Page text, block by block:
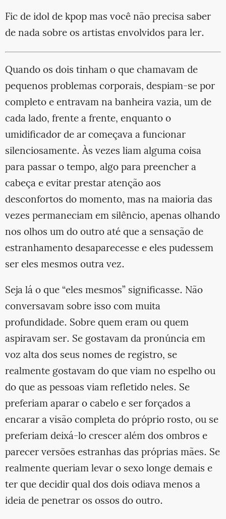
Fic de idol de kpop mas você não precisa saber
de nada sobre os artistas envolvidos para ler.
Quando os dois tinham o que chamavam de
pequenos problemas corporais, despiam-se por
completo e entravam na banheira vazia, um de
cada lado, frente a frente, enquanto o
umidificador de ar começava a funcionar
silenciosamente. Às vezes liam alguma coisa
para passar o tempo, algo para preencher a
cabeça e evitar prestar atenção aos
desconfortos do momento, mas na maioria das
vezes permaneciam em silêncio, apenas olhando
nos olhos um do outro até que a sensação de
estranhamento desaparecesse e eles pudessem
ser eles mesmos outra vez.
Seja lá o que “eles mesmos” significasse. Não
conversavam sobre isso com muita
profundidade. Sobre quem eram ou quem
aspiravam ser. Se gostavam da pronúncia em
voz alta dos seus nomes de registro, se
realmente gostavam do que viam no espelho ou
do que as pessoas viam refletido neles. Se
preferiam aparar o cabelo e ser forçados a
encarar a visão completa do próprio rosto, ou se
preferiam deixá-lo crescer além dos ombros e
parecer versões estranhas das próprias mães. Se
realmente queriam levar o sexo longe demais e
ter que decidir qual dos dois odiava menos a
ideia de penetrar os ossos do outro.